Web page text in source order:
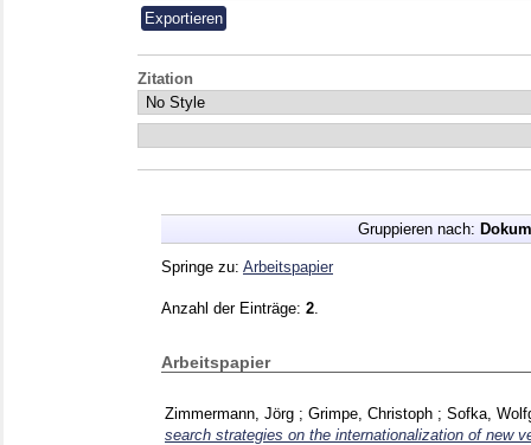
Zitation
Gruppieren nach:
Springe zu: Arbeitspapier
Anzahl der Einträge: 2
Arbeitspapier
Zimmermann, Jörg ; Grimpe, Christoph ; Sofka,
search strategies on the internationalization of new